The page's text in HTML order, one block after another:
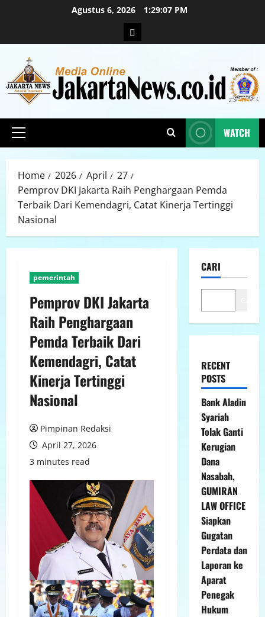
Agustus 6, 2026 1:29:08 PM
WATCH
Home 2026 April
27
Pemprov DKI Jakarta Raih Penghargaan Pemda
Terbaik Dari Kemendagri, Catat Kinerja Tertinggi
Nasional
pemerintah
Pemprov DKI Jakarta
Raih Penghargaan
Pemda Terbaik Dari
Kemendagri, Catat
Kinerja Tertinggi
Nasional
Pimpinan Redaksi
April 27, 2026
3 minutes read
CARI
RECENT
POSTS
Bank Aladin
Syariah
Tolak Ganti
Kerugian
Dana
Nasabah,
GUMIRAN
LAW OFFICE
Siapkan
Gugatan
Perdata dan
Laporan ke
Aparat
Penegak
Hukum